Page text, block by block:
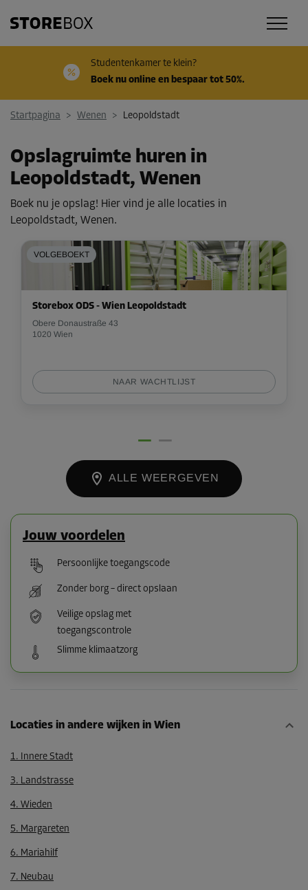
Studentenkamer te klein?
Boek nu online en bespaar tot 50%.
Startpagina > Wenen > Leopoldstadt
Opslagruimte huren in
Leopoldstadt, Wenen
Boek nu je opslag! Hier vind je alle locaties in
Leopoldstadt, Wenen.
VOLGEBOEKT
Storebox ODS - Wien Leopoldstadt
Obere Donaustraße 43
1020 Wien
NAAR WACHTLIJST
ALLE WEERGEVEN
Jouw voordelen
Persoonlijke toegangscode
Zonder borg – direct opslaan
Veilige opslag met
toegangscontrole
Slimme klimaatzorg
Locaties in andere wijken in Wien
1. Innere Stadt
3. Landstrasse
4. Wieden
5. Margareten
6. Mariahilf
7. Neubau